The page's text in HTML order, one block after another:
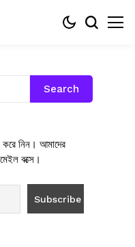
Search
করে নিন। আমাদের
বক্সে।